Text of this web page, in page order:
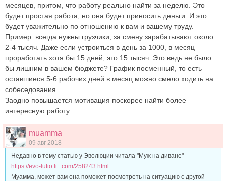
месяцев, притом, что работу реально найти за неделю. Это
будет простая работа, но она будет приносить деньги. И это
будет уважительно по отношению к вам и вашему труду.
Пример: всегда нужны грузчики, за смену зарабатывают около
2-4 тысяч. Даже если устроиться в день за 1000, в месяц
проработать хотя бы 15 дней, это 15 тысяч. Это ведь не было
бы лишним в вашем бюджете? График посменный, то есть
оставшиеся 5-6 рабочих дней в месяц можно смело ходить на
собеседования.
Заодно повышается мотивация поскорее найти более
интересную работу.
muamma
09 авг 2018
Недавно в тему статью у Эволюции читала "Муж на диване"
https://evo-lutio.li...com/258243.html
Муамма, может вам она поможет посмотреть на ситуацию с другой